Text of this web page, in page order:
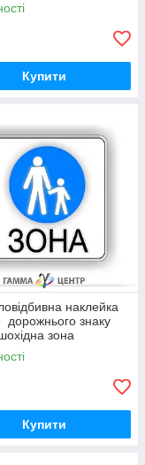
Купити
наклейка
дорожнього знаку
зона
Купити